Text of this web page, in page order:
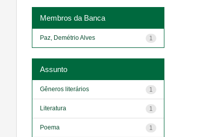
Membros da Banca
1
Paz, Demétrio Alves
Assunto
1
Gêneros literários
1
Literatura
1
Poema